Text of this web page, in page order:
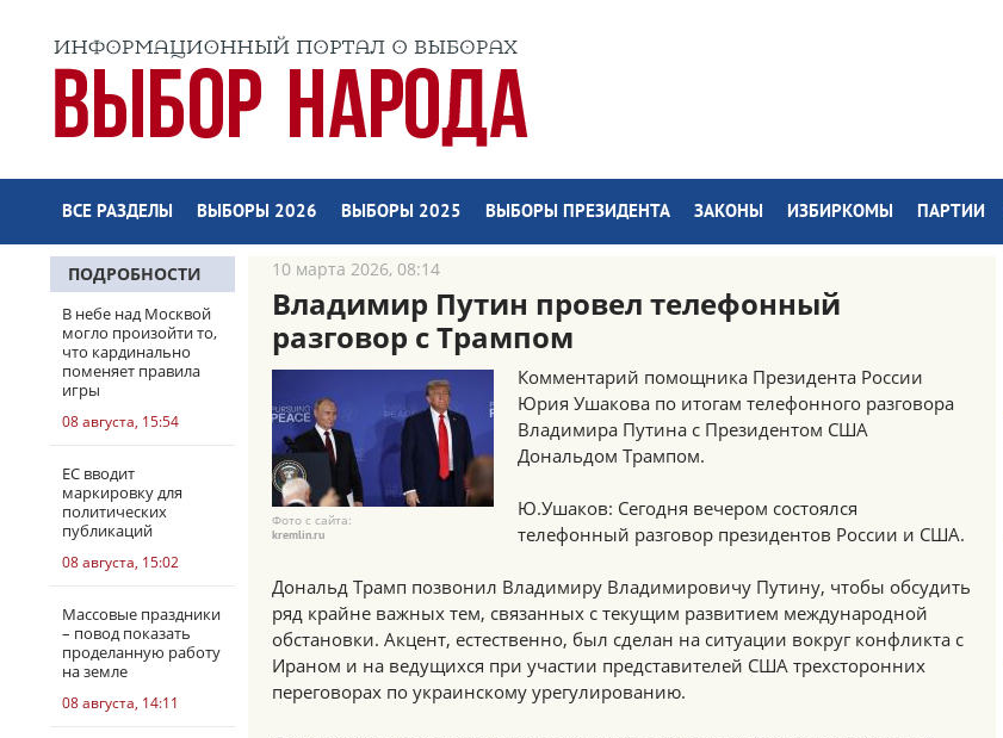
ВСЕ РАЗДЕЛЫ ВЫБОРЫ 2026 ВЫБОРЫ 2025 ВЫБОРЫ ПРЕЗИДЕНТА ЗАКОНЫ ИЗБИРКОМЫ ПАРТИИ
ПОДРОБНОСТИ
В небе над Москвой
могло произойти то,
что кардинально
поменяет правила
игры
08 августа, 15:54
ЕС вводит
маркировку для
политических
публикаций
08 августа, 15:02
Массовые праздники
– повод показать
проделанную работу
на земле
08 августа, 14:11
10 марта 2026, 08:14
Владимир Путин провел телефонный
разговор с Трампом
Фото с сайта:
kremlin.ru
Комментарий помощника Президента России
Юрия Ушакова по итогам телефонного разговора
Владимира Путина с Президентом США
Дональдом Трампом.
Ю.Ушаков: Сегодня вечером состоялся
телефонный разговор президентов России и США.
Дональд Трамп позвонил Владимиру Владимировичу Путину, чтобы обсудить
ряд крайне важных тем, связанных с текущим развитием международной
обстановки. Акцент, естественно, был сделан на ситуации вокруг конфликта с
Ираном и на ведущихся при участии представителей США трехсторонних
переговорах по украинскому урегулированию.